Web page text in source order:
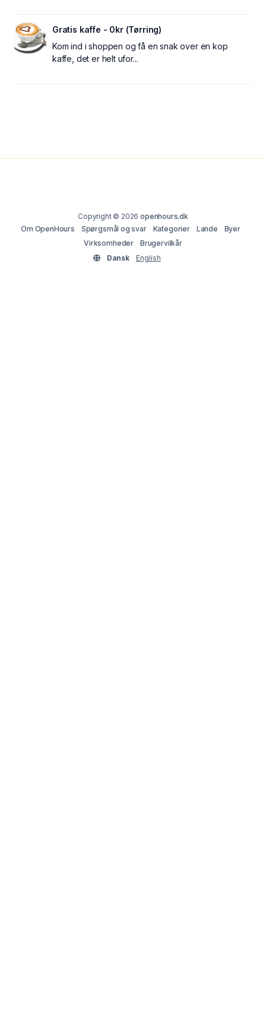
Gratis kaffe - 0kr (Tørring)
Kom ind i shoppen og få en snak over en kop
kaffe, det er helt ufor...
Copyright © 2026openhours.dk
Om OpenHours
Spørgsmål og svar Kategorier Lande
Byer
Virksomheder
Brugervilkår
Dansk
English